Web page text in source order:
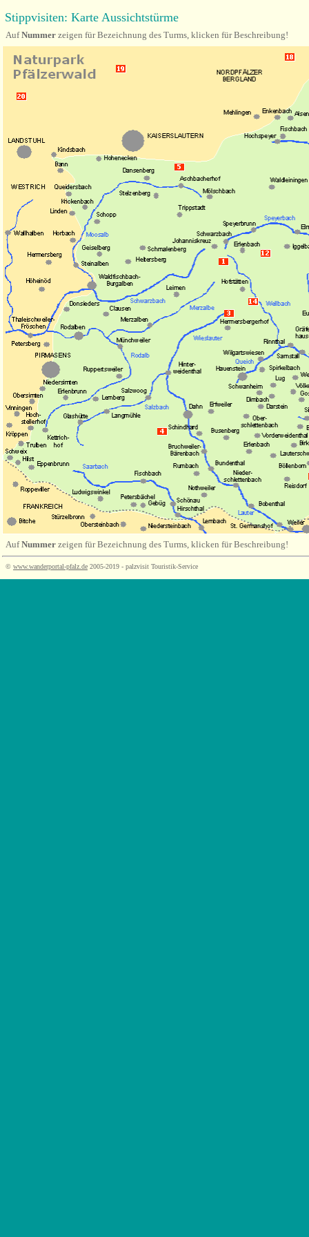
Stippvisiten: Karte Aussichtstürme
AufNummer zeigen für Bezeichnung des Turms, klicken für Beschreibung!
AufNummer zeigen für Bezeichnung des Turms, klicken für Beschreibung!
© www.wanderportal-pfalz.de 2005-2019 - palzvisit Touristik-Service